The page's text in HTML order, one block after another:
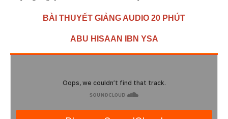
BÀI THUYẾT GIẢNG AUDIO 20 PHÚT
ABU HISAAN IBN YSA